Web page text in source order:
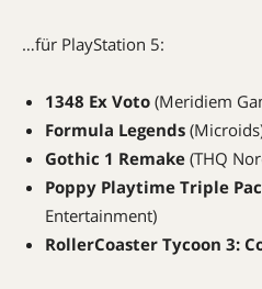
…für PlayStation 5:
1348 Ex Voto (Meridiem
Formula Legends
Gothic 1 Remake (THQ
Poppy Playtime Triple
Entertainment)
RollerCoaster Tycoon 3: